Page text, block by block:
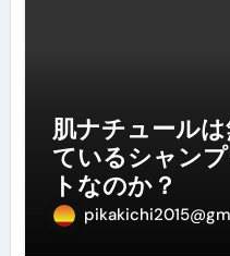
肌ナチュール
ているシャン
トなのか？